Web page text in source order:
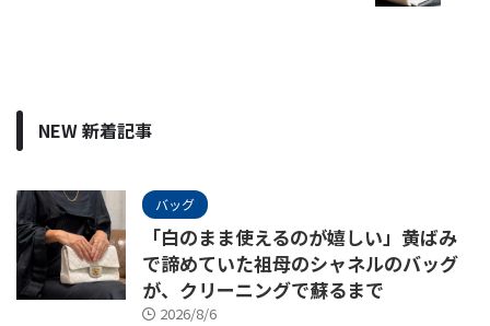
NEW 新着記事
バッグ
「白のまま使えるのが嬉しい」黄ばみ
で諦めていた祖母のシャネルのバッグ
が、クリーニングで蘇るまで
2026/8/6